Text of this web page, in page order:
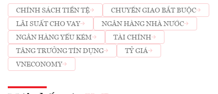
CHÍNH SÁCH TIỀN TỆ
CHUYỂN GIAO BẮT BUỘC
LÃI SUẤT CHO VAY
NGÂN HÀNG NHÀ NƯỚC
NGÂN HÀNG YẾU KÉM
TÀI CHÍNH
TĂNG TRƯỞNG TÍN DỤNG
TỶ GIÁ
VNECONOMY